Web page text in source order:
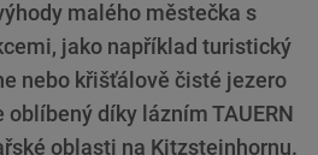
malého městečka s
jako například turistický
nebo křišťálově čisté jezero
díky lázním TAUERN
oblasti na Kitzsteinhornu.